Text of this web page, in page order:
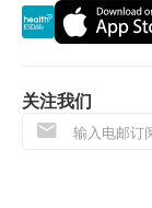
退换条款：
当顾客收
退换产品
或过期退
如有其他
正本，并
关注我们